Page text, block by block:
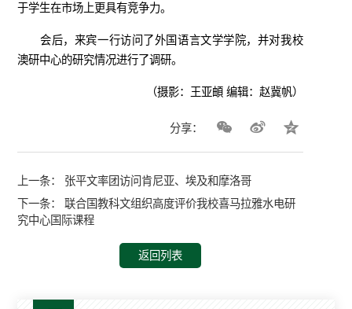
于学生在市场上更具有竞争力。
会后，来宾一行访问了外国语言文学学院，并对我校
澳研中心的研究情况进行了调研。
（摄影：王亚頔 编辑：赵冀帆）
分享：
上一条： 张平文率团访问肯尼亚、埃及和摩洛哥
下一条：联合国教科文组织高度评价我校喜马拉雅水电研
究中心国际课程
返回列表